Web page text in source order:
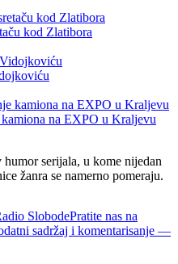
kod Zlatibora
na EXPO u Kraljevu
serijala, u kome nijedan
žanra se namerno pomeraju.
SlobodePratite nas na
sadržaj i komentarisanje —